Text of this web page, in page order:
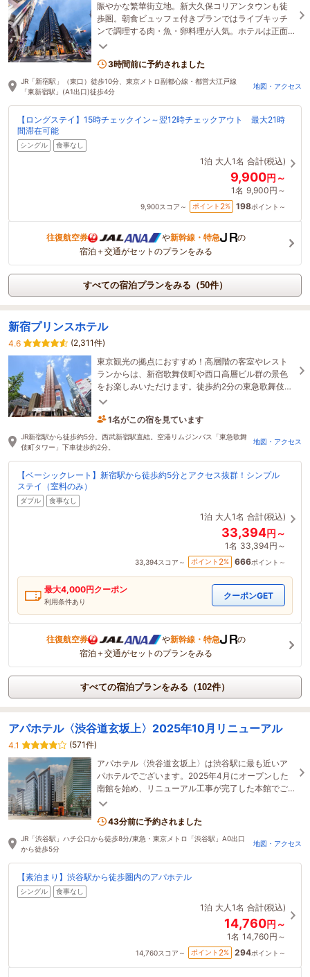
賑やかな繁華街立地。新大久保コリアンタウンも徒
歩圏。朝食ビュッフェ付きプランではライブキッチ
ンで調理する肉・魚・卵料理が人気。ホテルは正面
ゲートの「ホテルNo.323」が目印です。
3時間前に予約されました
JR「新宿駅」（東口）徒歩10分、東京メトロ副都心線・都営大江戸線
「東新宿駅」(A1出口)徒歩4分
地図・アクセス
【ロングステイ】15時チェックイン～翌12時チェックアウト 最大21時
間滞在可能
シングル 食事なし
1泊 大人1名 合計(税込)
9,900円～
1名 9,900円～
9,900スコア～ ポイント 2% 198ポイント～
往復航空券 や新幹線・特急
の
宿泊＋交通がセットのプランをみる
すべての宿泊プランをみる（50件）
新宿プリンスホテル
4.6
(2,311件)
東京観光の拠点におすすめ！高層階の客室やレスト
ランからは、新宿歌舞伎町や西口高層ビル群の景色
をお楽しみいただけます。徒歩約2分の東急歌舞伎町
タワーからは羽田空港直通バスが発着しております♪
1名がこの宿を見ています
1時間前に予約されました
JR新宿駅から徒歩約5分。西武新宿駅直結。空港リムジンバス「東急歌舞
伎町タワー」下車徒歩約2分。
地図・アクセス
【ベーシックレート】新宿駅から徒歩約5分とアクセス抜群！シンプル
ステイ（室料のみ）
ダブル 食事なし
1泊 大人1名 合計(税込)
33,394円～
1名 33,394円～
33,394スコア～ ポイント 2% 666ポイント～
最大4,000円クーポン
利用条件あり
クーポンGET
往復航空券 や新幹線・特急
の
宿泊＋交通がセットのプランをみる
すべての宿泊プランをみる（102件）
アパホテル〈渋谷道玄坂上〉2025年10月リニューアル
4.1
(571件)
アパホテル〈渋谷道玄坂上〉は渋谷駅に最も近いア
パホテルでございます。2025年4月にオープンした
南館を始め、リニューアル工事が完了した本館でご
宿泊をし貴重なひとときをお過ごしくださいませ。
43分前に予約されました
JR「渋谷駅」ハチ公口から徒歩8分/東急・東京メトロ「渋谷駅」A0出口
から徒歩5分
地図・アクセス
【素泊まり】渋谷駅から徒歩圏内のアパホテル
シングル 食事なし
1泊 大人1名 合計(税込)
14,760円～
1名 14,760円～
14,760スコア～ ポイント 2% 294ポイント～